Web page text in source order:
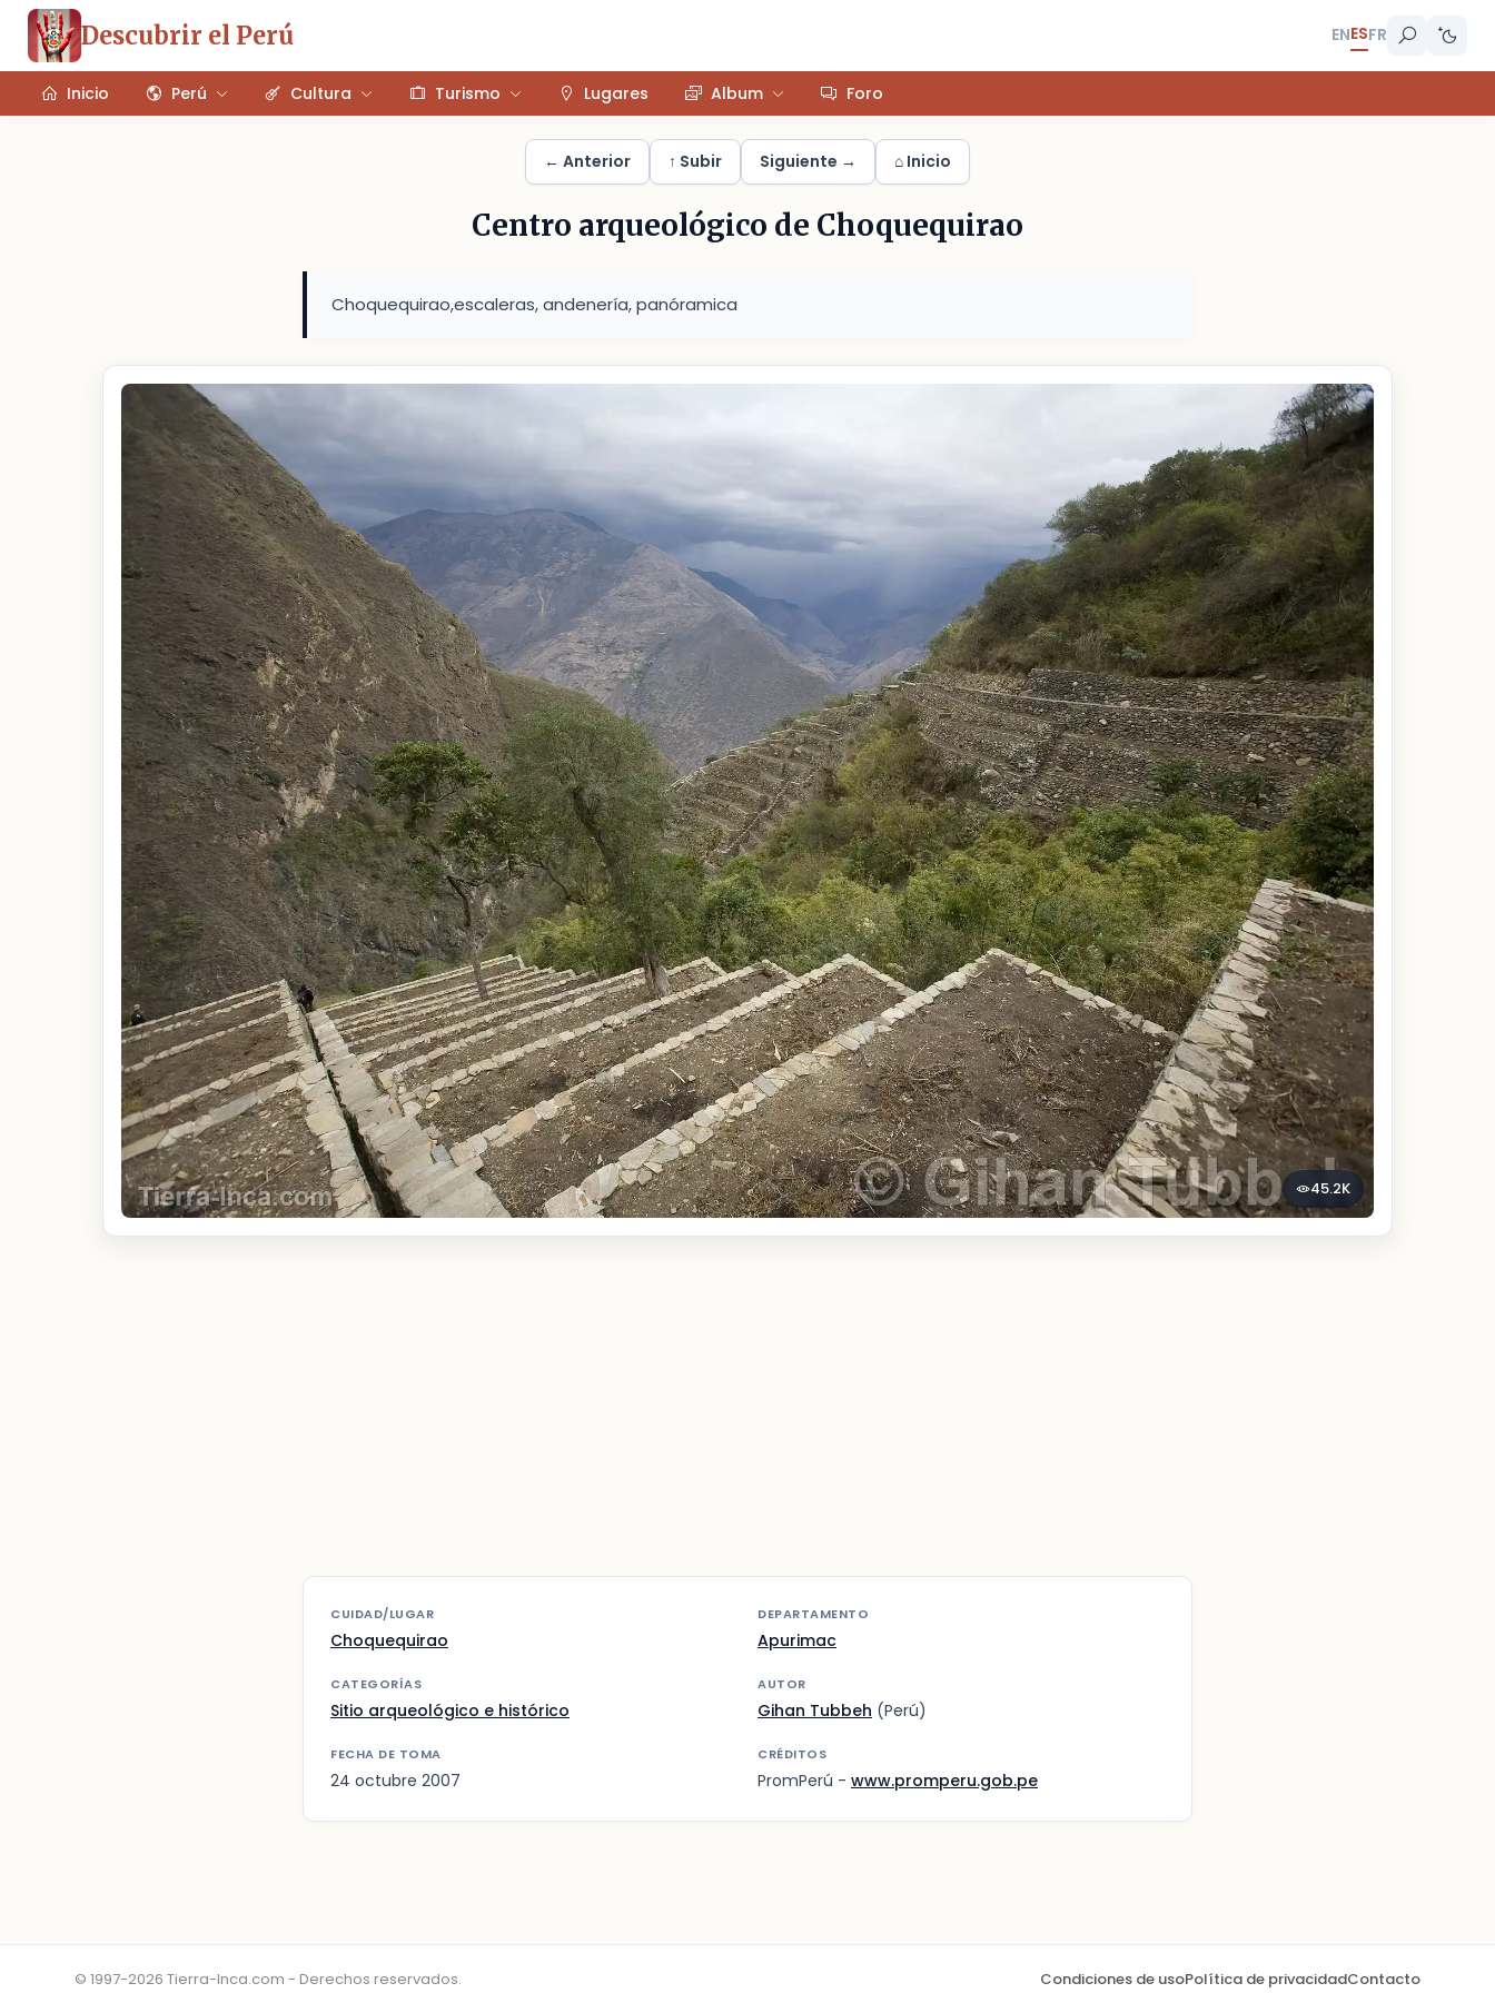
Descubrir el Perú ENESFR
Inicio Perú Cultura Turismo Lugares Album Foro
← Anterior ↑ Subir Siguiente → ⌂ Inicio
Centro arqueológico de Choquequirao
Choquequirao,escaleras, andenería, panóramica
45.2K
CUIDAD/LUGAR
Choquequirao
DEPARTAMENTO
Apurimac
CATEGORÍAS
Sitio arqueológico e histórico
AUTOR
Gihan Tubbeh (Perú)
FECHA DE TOMA
24 octubre 2007
CRÉDITOS
PromPerú - www.promperu.gob.pe
© 1997-2026 Tierra-Inca.com - Derechos reservados. Condiciones de usoPolítica de privacidadContacto